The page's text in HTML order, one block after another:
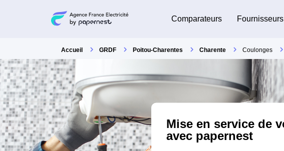
Comparateurs Fournisseurs
Accueil GRDF Poitou-Charentes Charente Coulonges